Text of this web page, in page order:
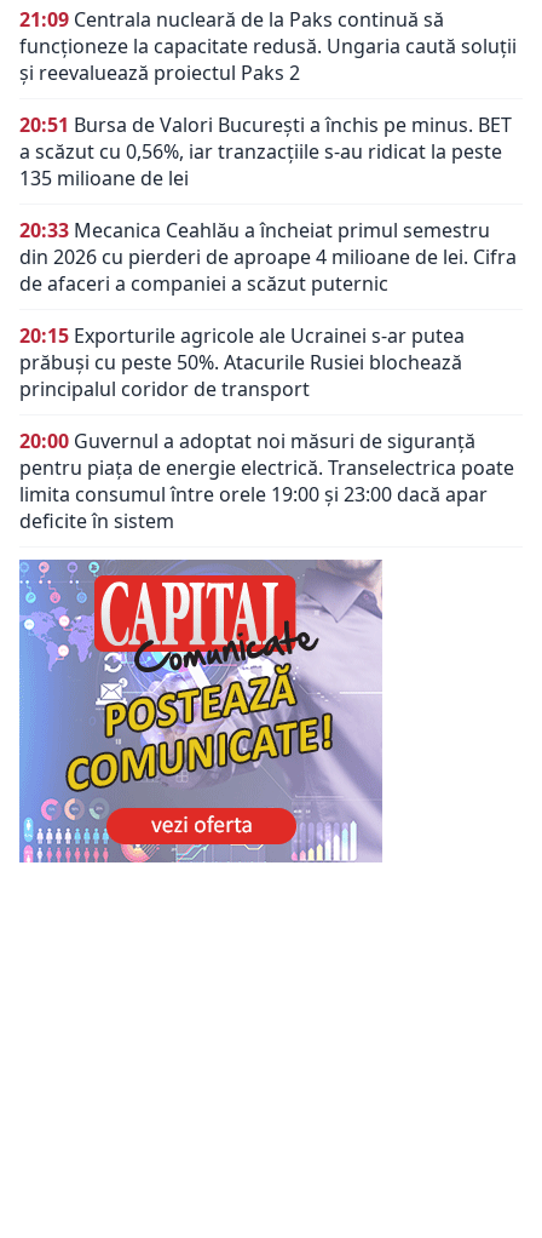
21:09 Centrala nucleară de la Paks continuă să
funcționeze la capacitate redusă. Ungaria caută soluții
și reevaluează proiectul Paks 2
20:51 Bursa de Valori București a închis pe minus. BET
a scăzut cu 0,56%, iar tranzacțiile s-au ridicat la peste
135 milioane de lei
20:33 Mecanica Ceahlău a încheiat primul semestru
din 2026 cu pierderi de aproape 4 milioane de lei. Cifra
de afaceri a companiei a scăzut puternic
20:15 Exporturile agricole ale Ucrainei s-ar putea
prăbuși cu peste 50%. Atacurile Rusiei blochează
principalul coridor de transport
20:00 Guvernul a adoptat noi măsuri de siguranță
pentru piața de energie electrică. Transelectrica poate
limita consumul între orele 19:00 și 23:00 dacă apar
deficite în sistem